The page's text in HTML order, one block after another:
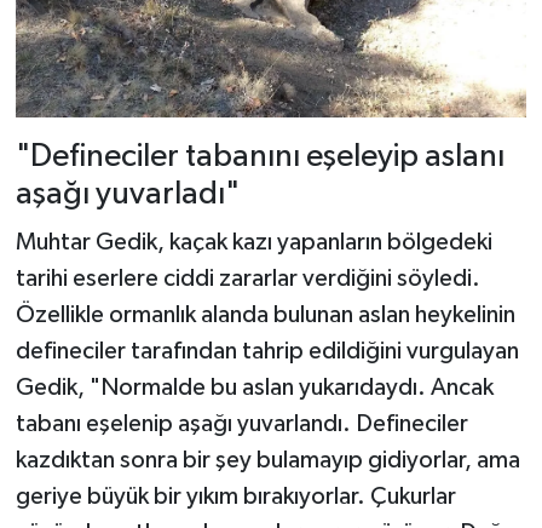
"Defineciler tabanını eşeleyip aslanı
aşağı yuvarladı"
Muhtar Gedik, kaçak kazı yapanların bölgedeki
tarihi eserlere ciddi zararlar verdiğini söyledi.
Özellikle ormanlık alanda bulunan aslan heykelinin
defineciler tarafından tahrip edildiğini vurgulayan
Gedik, "Normalde bu aslan yukarıdaydı. Ancak
tabanı eşelenip aşağı yuvarlandı. Defineciler
kazdıktan sonra bir şey bulamayıp gidiyorlar, ama
geriye büyük bir yıkım bırakıyorlar. Çukurlar